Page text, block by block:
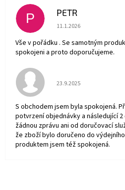
P PETR
Hodnocení obchodu je
11.1.2026
Vše v pořádku . Se samotným
spokojeni a proto doporučujeme.
Hodnocení obchodu je
23.9.2025
S obchodem jsem byla spokojená.
potvrzení objednávky a následující
žádnou zprávu ani od doručovací
že zboží bylo doručeno do
produktem jsem též spokojená.